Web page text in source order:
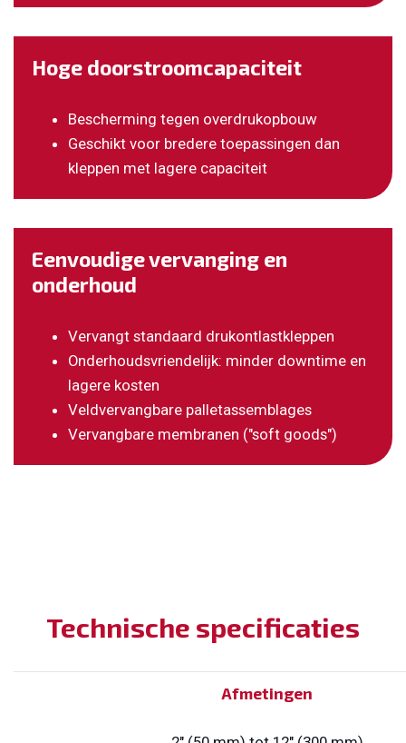
Hoge doorstroomcapaciteit
Bescherming tegen overdrukopbouw
Geschikt voor bredere toepassingen dan
kleppen met lagere capaciteit
Eenvoudige vervanging en
onderhoud
Vervangt standaard drukontlastkleppen
Onderhoudsvriendelijk: minder downtime en
lagere kosten
Veldvervangbare palletassemblages
Vervangbare membranen ("soft goods")
Technische specificaties
Afmetingen